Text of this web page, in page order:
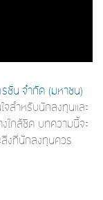
ชั่น จำกัด (มหาชน)
สำหรับนักลงทุนและ
ใกล้ชิด บทความนี้จะ
งที่นักลงทุนควร